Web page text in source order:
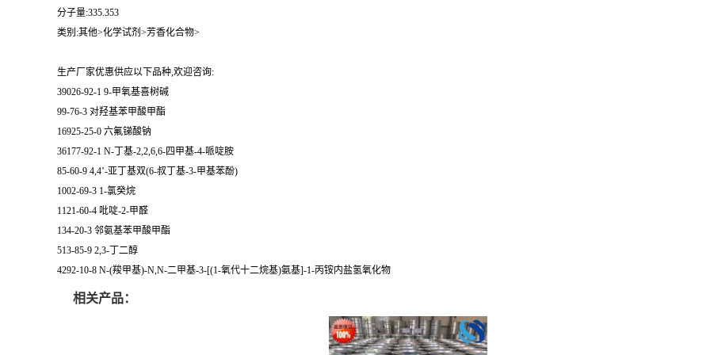
分子量:335.353
类别:其他>化学试剂>芳香化合物>
生产厂家优惠供应以下品种,欢迎咨询:
39026-92-1 9-甲氧基喜树碱
99-76-3 对羟基苯甲酸甲酯
16925-25-0 六氟锑酸钠
36177-92-1 N-丁基-2,2,6,6-四甲基-4-哌啶胺
85-60-9 4,4’-亚丁基双(6-叔丁基-3-甲基苯酚)
1002-69-3 1-氯癸烷
1121-60-4 吡啶-2-甲醛
134-20-3 邻氨基苯甲酸甲酯
513-85-9 2,3-丁二醇
4292-10-8 N-(羧甲基)-N,N-二甲基-3-[(1-氧代十二烷基)氨基]-1-丙铵内盐氢氧化物
相关产品：